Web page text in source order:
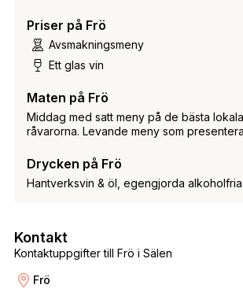
Priser på Frö
Avsmakningsmeny
Ett glas vin
Maten på Frö
Middag med satt meny på de bästa
råvarorna. Levande meny som
Drycken på Frö
Hantverksvin & öl, egengjorda
Kontaktuppgifter till Frö i Sälen
Kontakt
Frö